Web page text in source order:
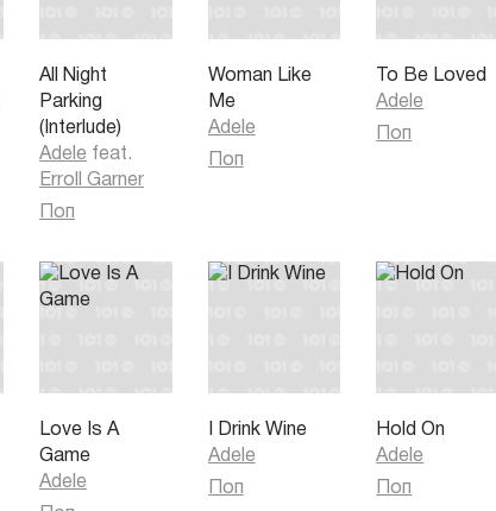
All Night
Parking
(Interlude)
Adele feat.
Erroll Garner
Поп
Woman Like
Me
Adele
Поп
To Be Loved
Adele
Поп
Love Is A
Game
Adele
I Drink Wine
Adele
Поп
Hold On
Adele
Поп